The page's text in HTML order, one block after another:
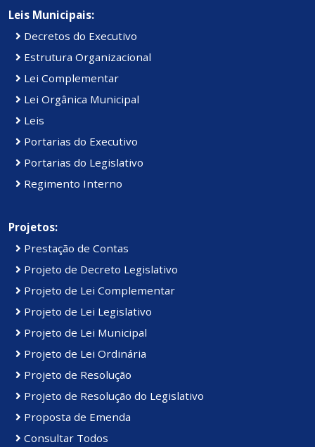
Leis Municipais:
Decretos do Executivo
Estrutura Organizacional
Lei Complementar
Lei Orgânica Municipal
Leis
Portarias do Executivo
Portarias do Legislativo
Regimento Interno
Projetos:
Prestação de Contas
Projeto de Decreto Legislativo
Projeto de Lei Complementar
Projeto de Lei Legislativo
Projeto de Lei Municipal
Projeto de Lei Ordinária
Projeto de Resolução
Projeto de Resolução do Legislativo
Proposta de Emenda
Consultar Todos